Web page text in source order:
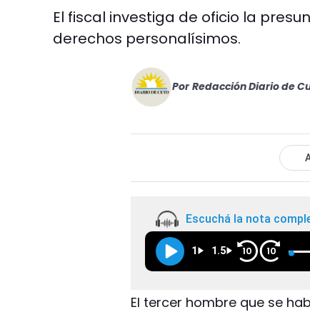
El fiscal investiga de oficio la
derechos personalísimos.
Por Redacción Diario de
Escuchá la nota
1 1.5 10 10
El tercer hombre que se